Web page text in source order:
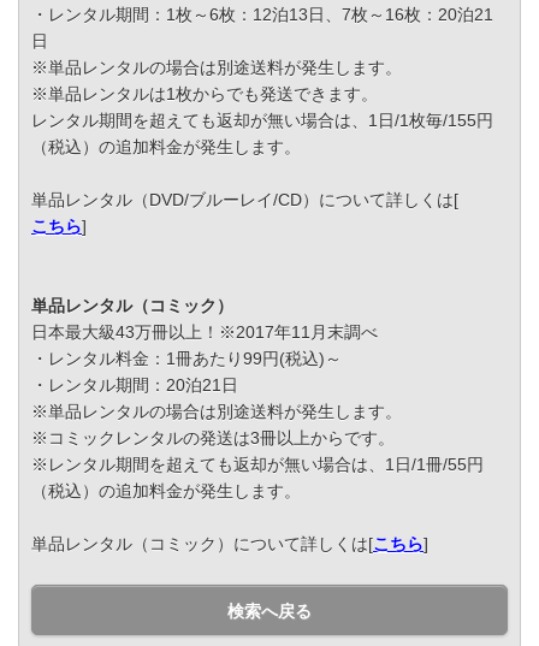
・レンタル期間：1枚～6枚：12泊13日、7枚～16枚：20泊21
日
※単品レンタルの場合は別途送料が発生します。
※単品レンタルは1枚からでも発送できます。
レンタル期間を超えても返却が無い場合は、1日/1枚毎/155円
（税込）の追加料金が発生します。
単品レンタル（DVD/ブルーレイ/CD）について詳しくは[
こちら]
単品レンタル（コミック）
日本最大級43万冊以上！※2017年11月末調べ
・レンタル料金：1冊あたり99円(税込)～
・レンタル期間：20泊21日
※単品レンタルの場合は別途送料が発生します。
※コミックレンタルの発送は3冊以上からです。
※レンタル期間を超えても返却が無い場合は、1日/1冊/55円
（税込）の追加料金が発生します。
単品レンタル（コミック）について詳しくは[こちら]
検索へ戻る